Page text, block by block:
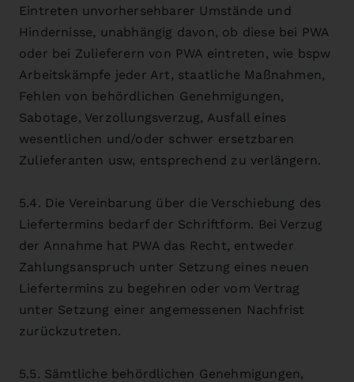
Eintreten unvorhersehbarer Umstände und
Hindernisse, unabhängig davon, ob diese bei PWA
oder bei Zulieferern von PWA eintreten, wie bspw
Arbeitskämpfe jeder Art, staatliche Maßnahmen,
Fehlen von behördlichen Genehmigungen,
Sabotage, Verzollungsverzug, Ausfall eines
wesentlichen und/oder schwer ersetzbaren
Zulieferanten usw, entsprechend zu verlängern.
5.4. Die Vereinbarung über die Verschiebung des
Liefertermins bedarf der Schriftform. Bei Verzug
der Annahme hat PWA das Recht, entweder
Zahlungsanspruch unter Setzung eines neuen
Liefertermins zu begehren oder vom Vertrag
unter Setzung einer angemessenen Nachfrist
zurückzutreten.
5.5. Sämtliche behördlichen Genehmigungen,